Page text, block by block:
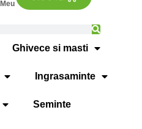
Ghivece si masti
Ingrasaminte
Seminte